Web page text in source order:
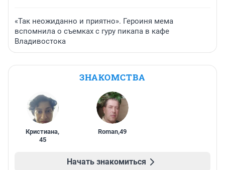
«Так неожиданно и приятно». Героиня мема
вспомнила о съемках с гуру пикапа в кафе
Владивостока
ЗНАКОМСТВА
Кристиана,
45
Roman,49
Начать знакомиться